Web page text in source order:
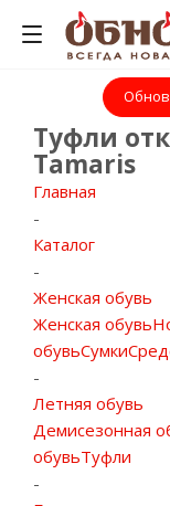
Туфли
Tamaris
Главная
-
Каталог
-
Женская обувь
Женская обувь
обувьСумки
-
Летняя обувь
Демисезонная
обувьТуфли
-